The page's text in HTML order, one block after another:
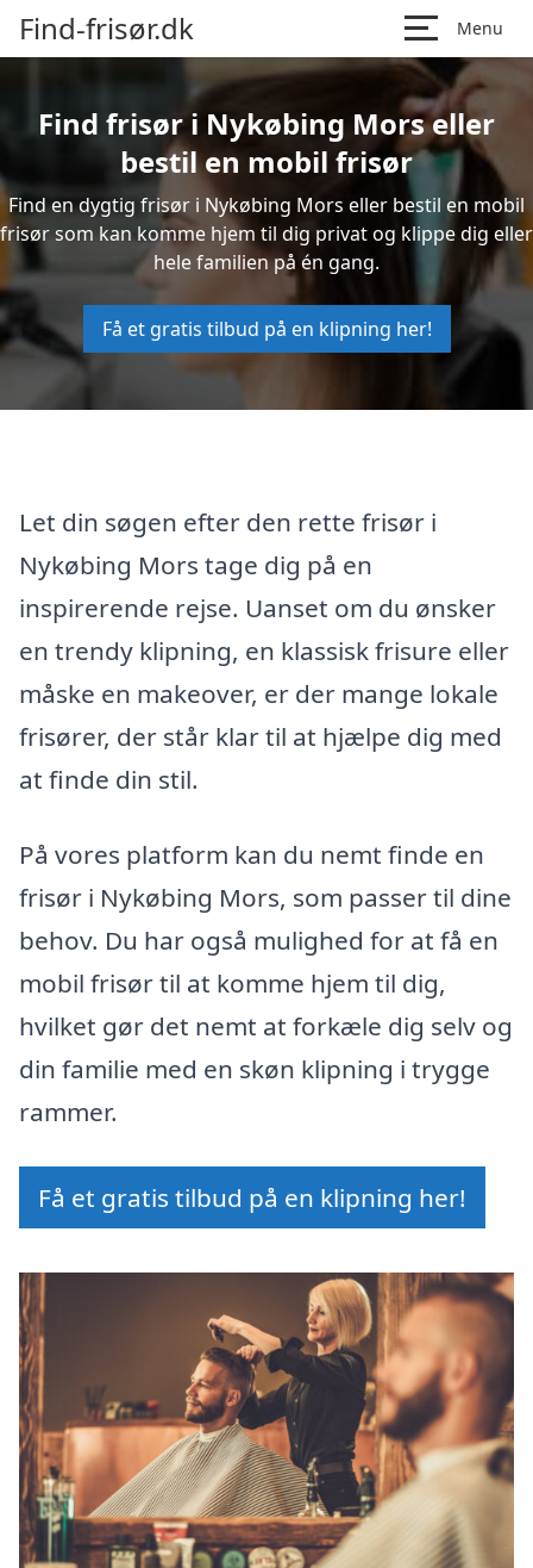
Find-frisør.dk Menu
Find frisør i Nykøbing Mors eller
bestil en mobil frisør
Find en dygtig frisør i Nykøbing Mors eller bestil en mobil
frisør som kan komme hjem til dig privat og klippe dig eller
hele familien på én gang.
Få et gratis tilbud på en klipning her!
Let din søgen efter den rette frisør i
Nykøbing Mors tage dig på en
inspirerende rejse. Uanset om du ønsker
en trendy klipning, en klassisk frisure eller
måske en makeover, er der mange lokale
frisører, der står klar til at hjælpe dig med
at finde din stil.
På vores platform kan du nemt finde en
frisør i Nykøbing Mors, som passer til dine
behov. Du har også mulighed for at få en
mobil frisør til at komme hjem til dig,
hvilket gør det nemt at forkæle dig selv og
din familie med en skøn klipning i trygge
rammer.
Få et gratis tilbud på en klipning her!